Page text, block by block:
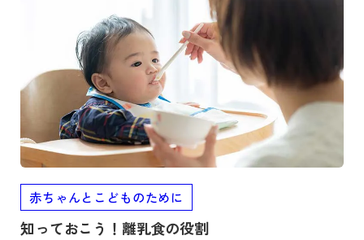
赤ちゃんとこどものために
知っておこう！離乳食の役割